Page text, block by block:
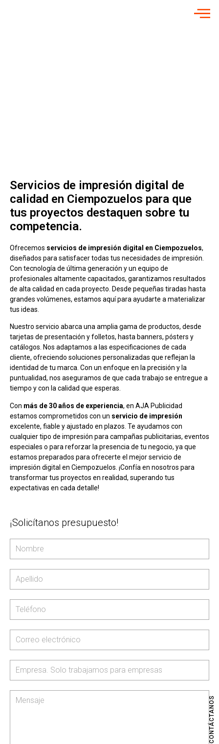
CONTÁCTANOS
Servicios de impresión digital de
calidad en Ciempozuelos para que
tus proyectos destaquen sobre tu
competencia.
Ofrecemos servicios de impresión digital en Ciempozuelos,
diseñados para satisfacer todas tus necesidades de impresión.
Con tecnología de última generación y un equipo de
profesionales altamente capacitados, garantizamos resultados
de alta calidad en cada proyecto. Desde pequeñas tiradas hasta
grandes volúmenes, estamos aquí para ayudarte a materializar
tus ideas.
Nuestro servicio abarca una amplia gama de productos, desde
tarjetas de presentación y folletos, hasta banners, pósters y
catálogos. Nos adaptamos a las especificaciones de cada
cliente, ofreciendo soluciones personalizadas que reflejan la
identidad de tu marca. Con un enfoque en la precisión y la
puntualidad, nos aseguramos de que cada trabajo se entregue a
tiempo y con la calidad que esperas.
Con más de 30 años de experiencia, en AJA Publicidad
estamos comprometidos con un servicio de impresión
excelente, fiable y ajustado en plazos. Te ayudamos con
cualquier tipo de impresión para campañas publicitarias, eventos
especiales o para reforzar la presencia de tu negocio, ya que
estamos preparados para ofrecerte el mejor servicio de
impresión digital en Ciempozuelos. ¡Confía en nosotros para
transformar tus proyectos en realidad, superando tus
expectativas en cada detalle!
¡Solicítanos presupuesto!